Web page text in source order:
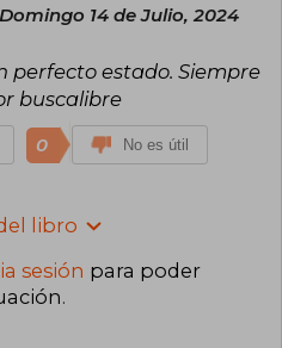
Domingo 14 de Julio, 2024
perfecto estado. Siempre
buscalibre
0 No es útil
libro
sesión para poder
.